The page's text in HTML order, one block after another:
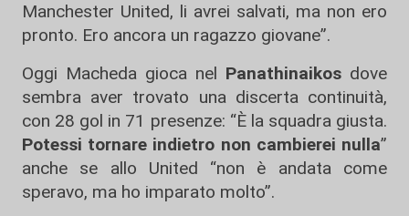
Manchester United, li avrei salvati, ma non ero
pronto. Ero ancora un ragazzo giovane”.
Oggi Macheda gioca nel Panathinaikos dove
sembra aver trovato una discerta continuità,
con 28 gol in 71 presenze: “È la squadra giusta.
Potessi tornare indietro non cambierei nulla”
anche se allo United “non è andata come
speravo, ma ho imparato molto”.